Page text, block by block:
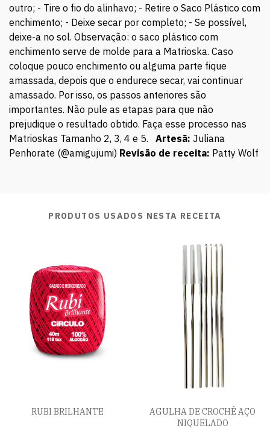
outro; - Tire o fio do alinhavo; - Retire o Saco Plástico com
enchimento; - Deixe secar por completo; - Se possível,
deixe-a no sol. Observação: o saco plástico com
enchimento serve de molde para a Matrioska. Caso
coloque pouco enchimento ou alguma parte fique
amassada, depois que o endurece secar, vai continuar
amassado. Por isso, os passos anteriores são
importantes. Não pule as etapas para que não
prejudique o resultado obtido. Faça esse processo nas
Matrioskas Tamanho 2, 3, 4 e 5. Artesã: Juliana
Penhorate (@amigujumi) Revisão de receita: Patty Wolf
PRODUTOS USADOS NESTA RECEITA
RUBI BRILHANTE
AGULHA DE CROCHÊ AÇO
NIQUELADO